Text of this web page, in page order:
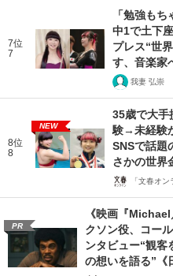
7位
7
「勉強も
中1で土下
プレス“世
す、音楽家
我妻 弘崇
8位
8
NEW
35歳で大
験→未経験
SNSで話題
さかの世界
「文春オ
PR
《映画『
クソン役、コー
ンタビュー“観客
の想いを語る”《